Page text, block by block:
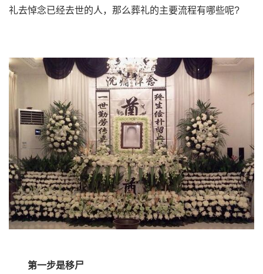
礼去悼念已经去世的人，那么葬礼的主要流程有哪些呢?
第一步是移尸